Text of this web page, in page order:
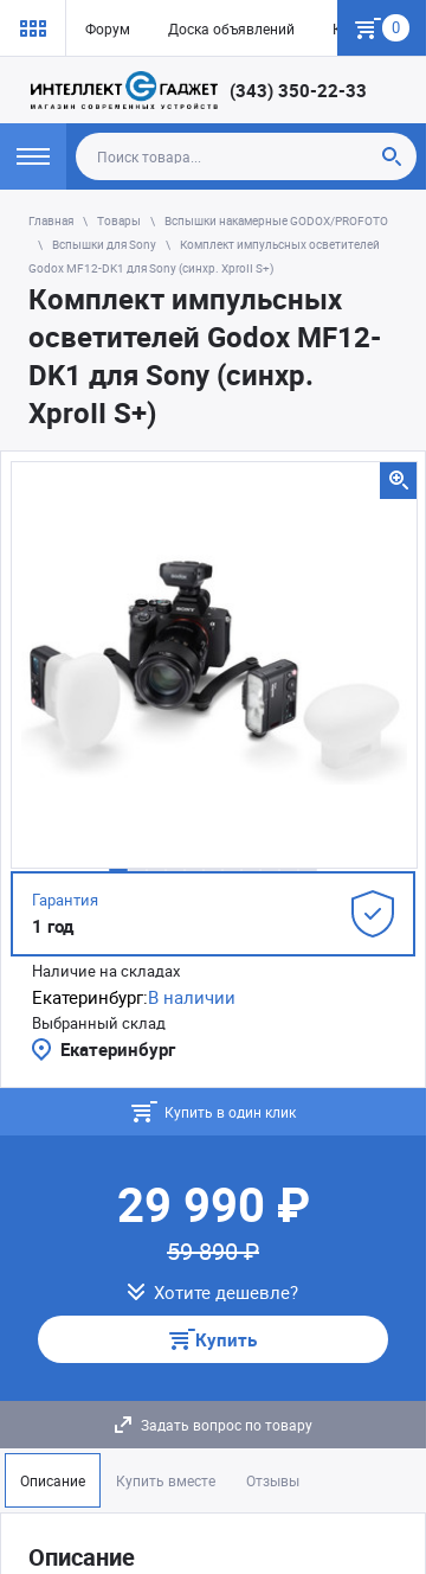
Форум Доска объявлений Как купить
0
(343) 350-22-33
Главная Товары
Вспышки накамерные GODOX/PROFOTO
Вспышки для Sony
Комплект импульсных осветителей
Godox MF12-DK1 для Sony (синхр. XproII S+)
Комплект импульсных
осветителей Godox MF12-
DK1 для Sony (синхр.
XproII S+)
Гарантия
1 год
Наличие на складах
Екатеринбург:В наличии
Выбранный склад
Екатеринбург
Купить в один клик
29 990 ₽
59 890 ₽
Хотите дешевле?
Купить
Задать вопрос по товару
Описание Купить вместе Отзывы
Описание